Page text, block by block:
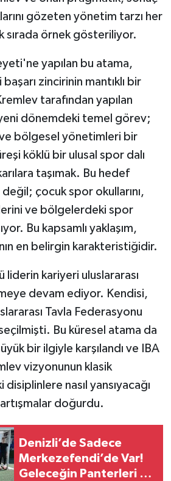
gözeten yönetim tarzı her
sırada örnek gösteriliyor.
yapılan bu atama,
zincirinin mantıklı bir
tarafından yapılan
dönemdeki temel görev;
bölgesel yönetimleri bir
köklü bir ulusal spor dalı
taşımak. Bu hedef
değil; çocuk spor okullarını,
ve bölgelerdeki spor
Bu kapsamlı yaklaşım,
en belirgin karakteristiğidir.
liderin kariyeri uluslararası
devam ediyor. Kendisi,
Tavla Federasyonu
seçilmişti. Bu küresel atama da
bir ilgiyle karşılandı ve IBA
vizyonunun klasik
disiplinlere nasıl yansıyacağı
doğurdu.
Denizli’de Sadece
Merkezefendi’de Var!
Geleceğin Panterleri Bu